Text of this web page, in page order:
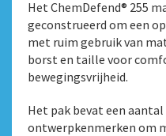
Het ChemDefend® 255
geconstrueerd om een
met ruim gebruik van
borst en taille voor
bewegingsvrijheid.
Het pak bevat een
ontwerpkenmerken om